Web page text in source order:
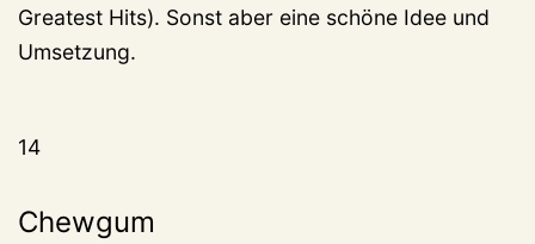
Greatest Hits). Sonst aber eine schöne Idee und
Umsetzung.
14
Chewgum